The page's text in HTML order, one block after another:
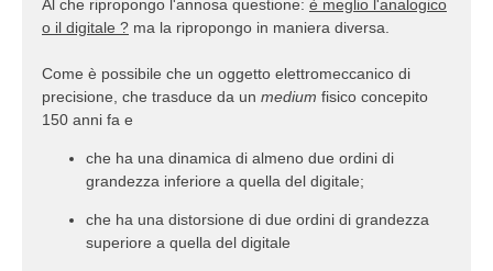
Al che ripropongo l'annosa questione: è meglio l'analogico
o il digitale ? ma la ripropongo in maniera diversa.
Come è possibile che un oggetto elettromeccanico di
precisione, che trasduce da un medium fisico concepito
150 anni fa e
che ha una dinamica di almeno due ordini di
grandezza inferiore a quella del digitale;
che ha una distorsione di due ordini di grandezza
superiore a quella del digitale